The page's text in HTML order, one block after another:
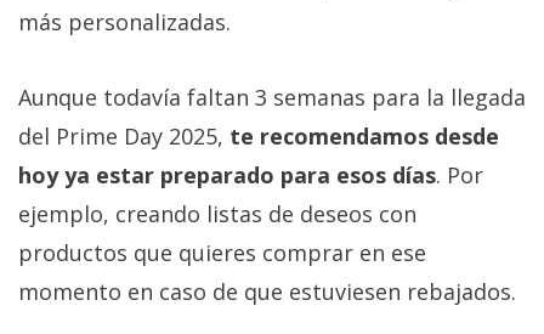
más personalizadas.
Aunque todavía faltan 3 semanas para la llegada
del Prime Day 2025, te recomendamos desde
hoy ya estar preparado para esos días. Por
ejemplo, creando listas de deseos con
productos que quieres comprar en ese
momento en caso de que estuviesen rebajados.